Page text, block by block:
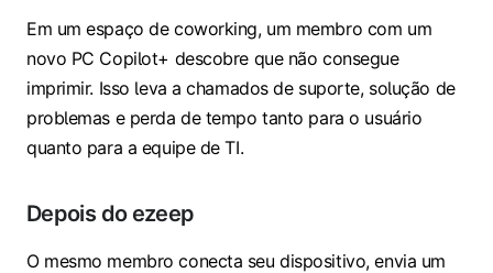
Em um espaço de coworking, um membro com um
novo PC Copilot+ descobre que não consegue
imprimir. Isso leva a chamados de suporte, solução de
problemas e perda de tempo tanto para o usuário
quanto para a equipe de TI.
Depois do ezeep
O mesmo membro conecta seu dispositivo, envia um